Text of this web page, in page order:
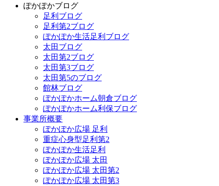
ぽかぽかブログ
足利ブログ
足利第2ブログ
ぽかぽか生活足利ブログ
太田ブログ
太田第2ブログ
太田第3ブログ
太田第5のブログ
館林ブログ
ぽかぽかホーム朝倉ブログ
ぽかぽかホーム利保ブログ
事業所概要
ぽかぽか広場 足利
重症心身型足利第2
ぽかぽか生活足利
ぽかぽか広場 太田
ぽかぽか広場 太田第2
ぽかぽか広場 太田第3